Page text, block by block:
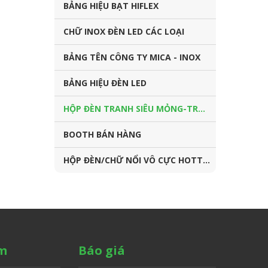
BẢNG HIỆU BẠT HIFLEX
CHỮ INOX ĐÈN LED CÁC LOẠI
BẢNG TÊN CÔNG TY MICA - INOX
BẢNG HIỆU ĐÈN LED
HỘP ĐÈN TRANH SIÊU MỎNG-TRANH ĐIỆN
BOOTH BÁN HÀNG
HỘP ĐÈN/CHỮ NỔI VÔ CỰC HOTTREND
Báo giá